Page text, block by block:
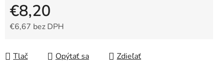
€8,20
€6,67 bez DPH
Tlač
Opýtať sa Zdieľať